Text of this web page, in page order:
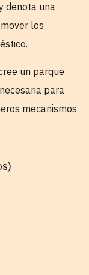
denota una
los
un parque
para
mecanismos